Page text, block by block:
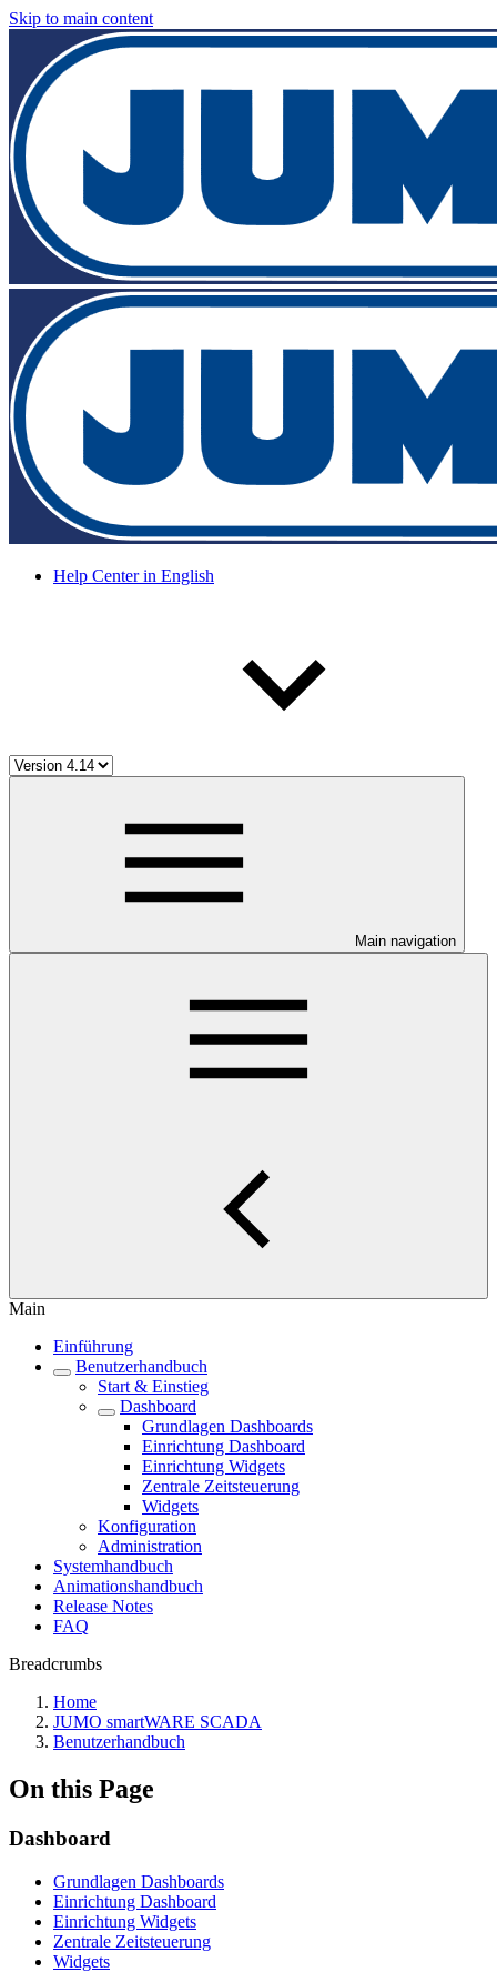
Skip to main content
Help Center in English
Main navigation
Main
Einführung
Benutzerhandbuch
Start & Einstieg
Dashboard
Grundlagen Dashboards
Einrichtung Dashboard
Einrichtung Widgets
Zentrale Zeitsteuerung
Widgets
Konfiguration
Administration
Systemhandbuch
Animationshandbuch
Release Notes
FAQ
Breadcrumbs
Home
JUMO smartWARE SCADA
Benutzerhandbuch
On this Page
Dashboard
Grundlagen Dashboards
Einrichtung Dashboard
Einrichtung Widgets
Zentrale Zeitsteuerung
Widgets